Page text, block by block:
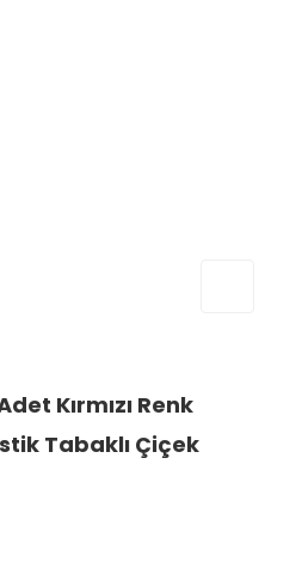
Kırmızı Renk
Tabaklı Çiçek